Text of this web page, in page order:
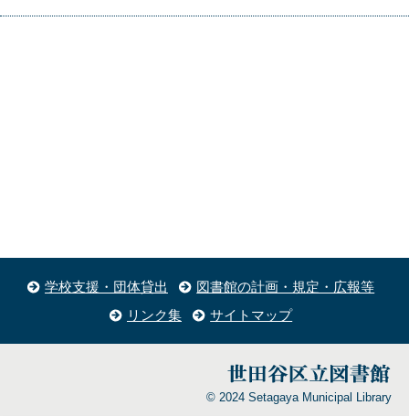
学校支援・団体貸出
図書館の計画・規定・広報等
リンク集
サイトマップ
© 2024 Setagaya Municipal Library